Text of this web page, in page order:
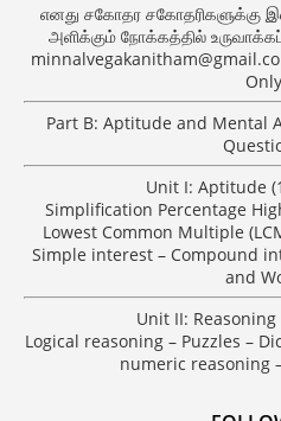
எனது சகோதர சகோதரிகளுக்கு
அளிக்கும் நோக்கத்தில்
Part B: Aptitude and Mental
Unit I: Aptitude
Simplification Percentage
Lowest Common Multiple
Simple interest – Compound
and
Unit II:
Logical reasoning – Puzzles –
numeric reasoning